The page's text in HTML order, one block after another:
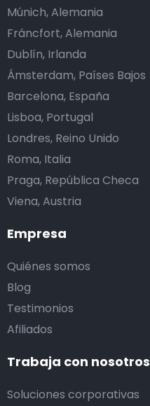
Empresa
Quiénes somos
Blog
Testimonios
Afiliados
Trabaja con nosotros
Soluciones corporativas
Múnich, Alemania
Fráncfort, Alemania
Dublín, Irlanda
Ámsterdam, Países Bajos
Barcelona, España
Lisboa, Portugal
Londres, Reino Unido
Roma, Italia
Praga, República Checa
Viena, Austria